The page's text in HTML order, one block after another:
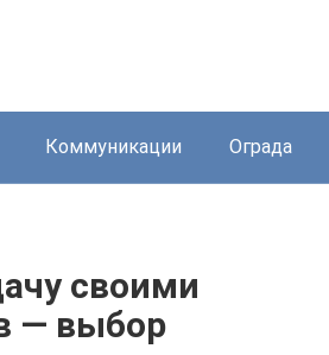
Коммуникации Ограда
своими
— выбор